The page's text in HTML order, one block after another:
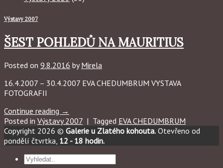
Výstavy 2007
ŠEST POHLEDŮ NA MAURITIUS
Posted on 9.8.2016 byMirela
16.4.2007 – 30.4.2007 EVA CHEDUMBRUM VYSTAVA
FOTOGRAFII
Continue reading →
Posted in Výstavy 2007 | Tagged EVA CHEDUMBRUM
Copyright 2026 © Galerie u Zlatého kohouta. Otevřeno od
pondělí čtvrtka, 12 - 18 hodin.
Hledat: